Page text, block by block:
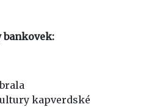
kapverdské